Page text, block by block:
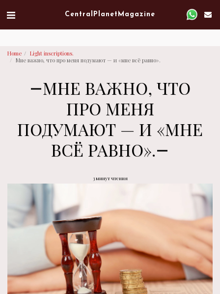
Central Planet Magazine
Home
Light inscriptions.
Мне важно, что про меня подумают — и «мне всё равно».
МНЕ ВАЖНО, ЧТО
ПРО МЕНЯ
ПОДУМАЮТ — И «МНЕ
ВСЁ РАВНО».
3 минут чтения